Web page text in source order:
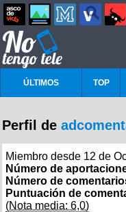
ÚLTIMOS TOP
Perfil de
Miembro desde 12 de
Número de
Número de
Puntuación de
(Nota media: 6,0)